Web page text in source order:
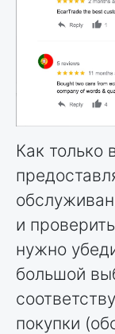
Как только
и
нужно
большой
покупки